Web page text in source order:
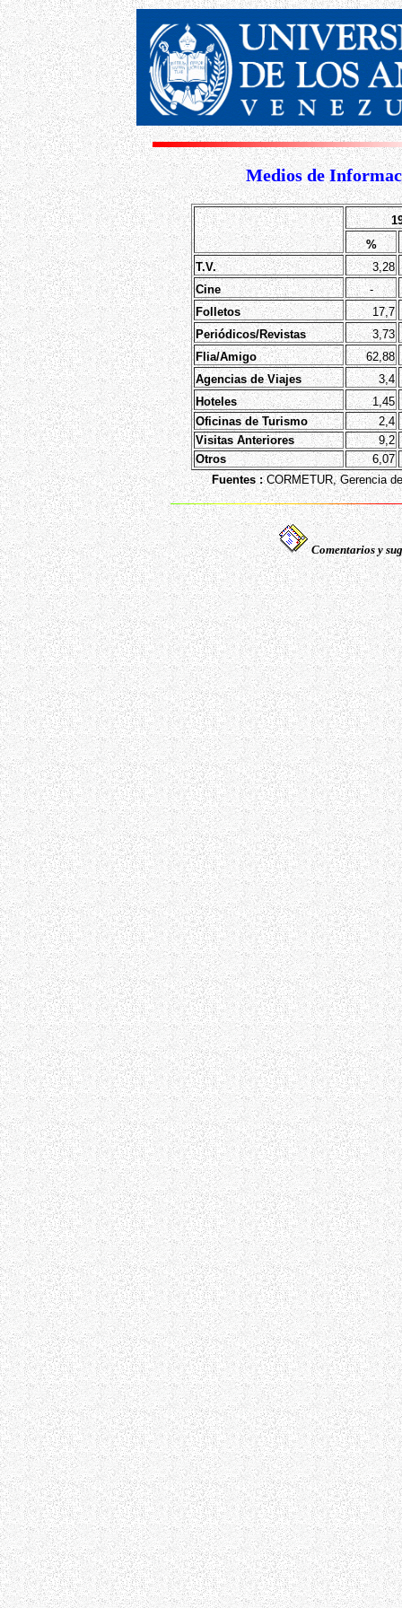
Medios de
%
T.V.
3,28
Cine
-
Folletos
17,7
Periódicos/Revistas
3,73
Flia/Amigo
62,88
Agencias de Viajes
3,4
Hoteles
1,45
Oficinas de Turismo
2,4
Visitas Anteriores
9,2
Otros
6,07
Fuentes : CORMETUR, Gerencia
Comentarios y